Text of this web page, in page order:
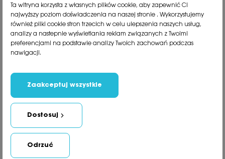
phone81 533 30 50
phone 81 533 82 20
Polecane kategorie
Informacje
Social Media
Ta witryna korzysta z własnych plików cookie, aby zapewnić Ci
najwyższy poziom doświadczenia na naszej stronie . Wykorzystujemy
również pliki cookie stron trzecich w celu ulepszenia naszych usług,
analizy a nastepnie wyświetlania reklam związanych z Twoimi
preferencjami na podstawie analizy Twoich zachowań podczas
nawigacji.
Odrzuć
Dostosuj
Zaakceptuj wszystkie